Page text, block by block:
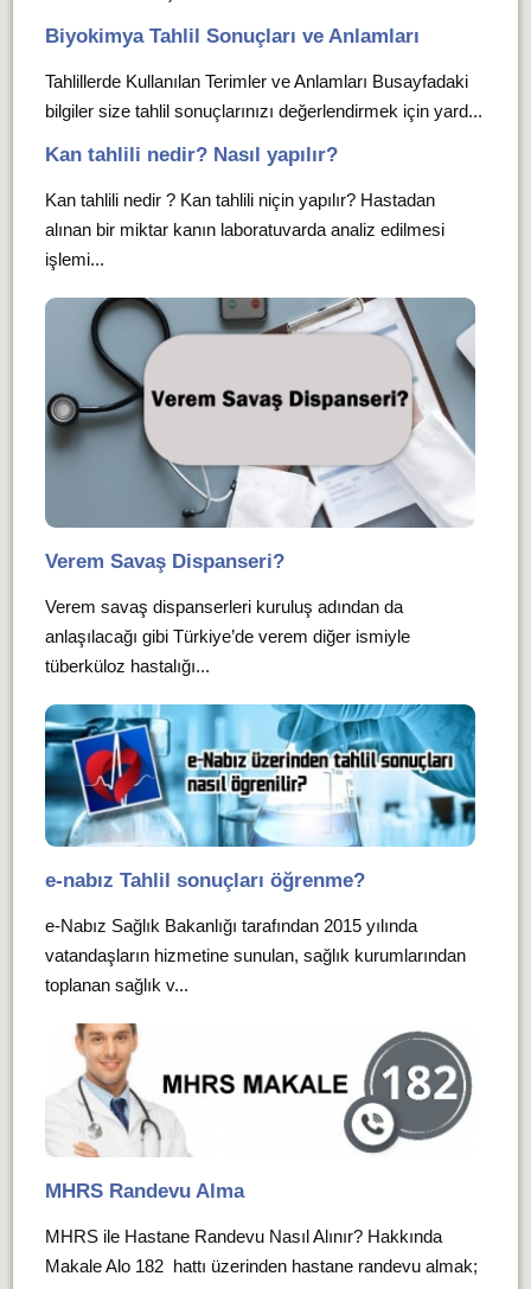
Biyokimya Tahlil Sonuçları ve Anlamları
Tahlillerde Kullanılan Terimler ve Anlamları Busayfadaki
bilgiler size tahlil sonuçlarınızı değerlendirmek için yard...
Kan tahlili nedir? Nasıl yapılır?
Kan tahlili nedir ? Kan tahlili niçin yapılır? Hastadan
alınan bir miktar kanın laboratuvarda analiz edilmesi
işlemi...
Verem Savaş Dispanseri?
Verem savaş dispanserleri kuruluş adından da
anlaşılacağı gibi Türkiye’de verem diğer ismiyle
tüberküloz hastalığı...
e-nabız Tahlil sonuçları öğrenme?
e-Nabız Sağlık Bakanlığı tarafından 2015 yılında
vatandaşların hizmetine sunulan, sağlık kurumlarından
toplanan sağlık v...
MHRS Randevu Alma
MHRS ile Hastane Randevu Nasıl Alınır? Hakkında
Makale Alo 182 hattı üzerinden hastane randevu almak;